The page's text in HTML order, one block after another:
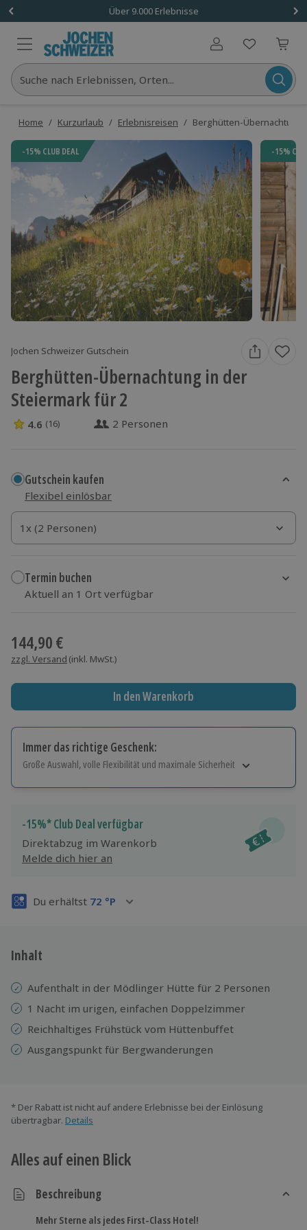
Über 9.000 Erlebnisse
Benutzerkonto
Suche nach Erlebnissen, Orten...
Home / Kurzurlaub / Erlebnisreisen / Berghütten-Übernachtung
-15% CLUB DEAL -15%
Jochen Schweizer Gutschein
Berghütten-Übernachtung in der
Steiermark für 2
4.6 Sterne von 5 aus 16 Bewertungen
4.6 (16) 2 Personen
Gutschein kaufen
Flexibel einlösbar
1x (2 Personen)
1x (2 Personen)
1x (2 Personen)
Termin buchen
Aktuell an 1 Ort verfügbar
144,90 €
zzgl. Versand (inkl. MwSt.)
In den Warenkorb
Immer das richtige Geschenk:
Große Auswahl, volle Flexibilität und maximale Sicherheit
Jeder Gutschein für alle Erlebnisse einlösbar.
Maximale Sicherheit
3 Jahre gültig & verlängerbar.
-15%* Club Deal verfügbar
Direktabzug im Warenkorb
Melde dich hier an
Du erhältst 72 °P
Inhalt
Aufenthalt in der Mödlinger Hütte für 2 Personen
1 Nacht im urigen, einfachen Doppelzimmer
Reichhaltiges Frühstück vom Hüttenbuffet
Ausgangspunkt für Bergwanderungen
* Der Rabatt ist nicht auf andere Erlebnisse bei der Einlösung
übertragbar. Details
Alles auf einen Blick
Beschreibung
Mehr Sterne als jedes First-Class Hotel!